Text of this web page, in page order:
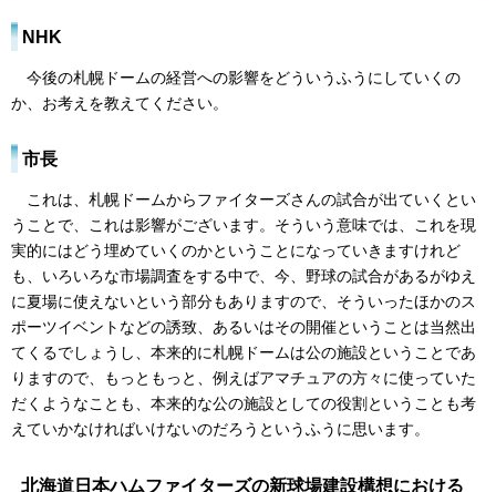
NHK
今後の札幌ドームの経営への影響をどういうふうにしていくの
か、お考えを教えてください。
市長
これは、札幌ドームからファイターズさんの試合が出ていくとい
うことで、これは影響がございます。そういう意味では、これを現
実的にはどう埋めていくのかということになっていきますけれど
も、いろいろな市場調査をする中で、今、野球の試合があるがゆえ
に夏場に使えないという部分もありますので、そういったほかのス
ポーツイベントなどの誘致、あるいはその開催ということは当然出
てくるでしょうし、本来的に札幌ドームは公の施設ということであ
りますので、もっともっと、例えばアマチュアの方々に使っていた
だくようなことも、本来的な公の施設としての役割ということも考
えていかなければいけないのだろうというふうに思います。
北海道日本ハムファイターズの新球場建設構想における